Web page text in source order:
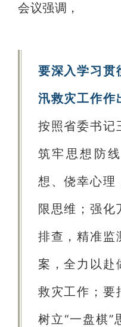
会议强调，
要深入学习贯
汛救灾工作作
按照省委书记
筑牢思想防
想、侥幸心理
限思维；强化
排查，精准监
案，全力以赴
救灾工作； 要
树立“一盘棋”